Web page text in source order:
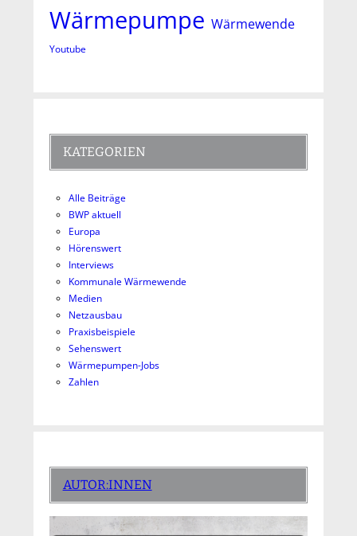
Wärmepumpe Wärmewende
Youtube
KATEGORIEN
Alle Beiträge
BWP aktuell
Europa
Hörenswert
Interviews
Kommunale Wärmewende
Medien
Netzausbau
Praxisbeispiele
Sehenswert
Wärmepumpen-Jobs
Zahlen
AUTOR:INNEN